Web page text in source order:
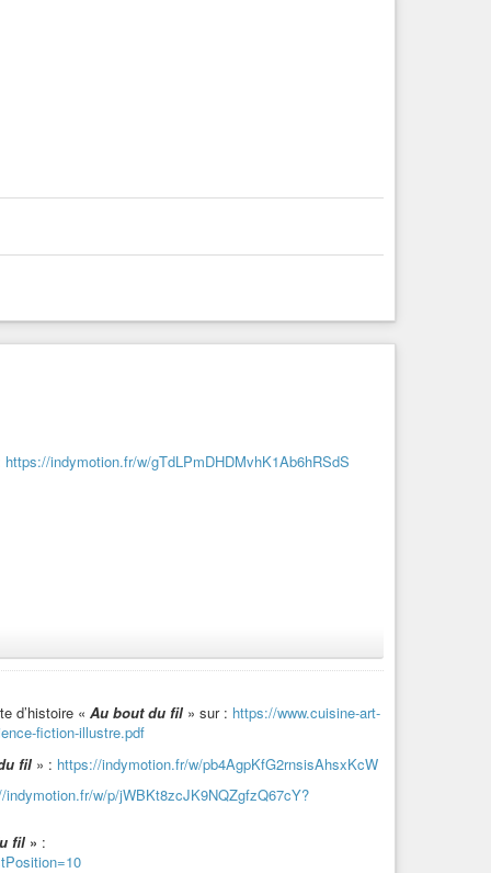
https://indymotion.fr/w/gTdLPmDHDMvhK1Ab6hRSdS
d’histoire « Au bout du fil » sur : https://www.cuisine-art-
fiction-illustre.pdf
fil » : https://indymotion.fr/w/pb4AgpKfG2rnsisAhsxKcW
indymotion.fr/w/p/jWBKt8zcJK9NQZgfzQ67cY?
fil » :